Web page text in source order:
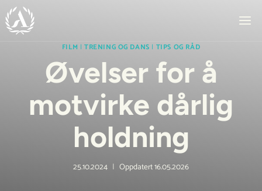
Skip
to
content
FILM | TRENING OG DANS | TIPS OG RÅD
Øvelser for å
motvirke dårlig
holdning
25.10.2024 Oppdatert16.05.2026